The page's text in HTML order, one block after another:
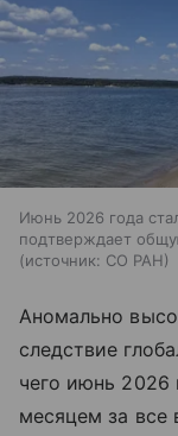
Июнь 2026 года
подтверждает
источник: СО РАН
Аномально
следствие
чего июнь 2026
месяцем за все